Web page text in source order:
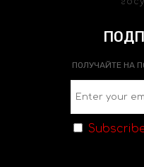
ПОЛУЧАЙТЕ НА